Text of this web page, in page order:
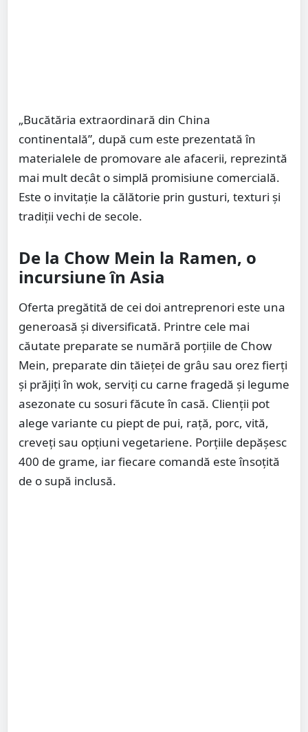
„Bucătăria extraordinară din China
continentală”, după cum este prezentată în
materialele de promovare ale afacerii, reprezintă
mai mult decât o simplă promisiune comercială.
Este o invitație la călătorie prin gusturi, texturi și
tradiții vechi de secole.
De la Chow Mein la Ramen, o
incursiune în Asia
Oferta pregătită de cei doi antreprenori este una
generoasă și diversificată. Printre cele mai
căutate preparate se numără porțiile de Chow
Mein, preparate din tăieței de grâu sau orez fierți
și prăjiți în wok, serviți cu carne fragedă și legume
asezonate cu sosuri făcute în casă. Clienții pot
alege variante cu piept de pui, rață, porc, vită,
creveți sau opțiuni vegetariene. Porțiile depășesc
400 de grame, iar fiecare comandă este însoțită
de o supă inclusă.